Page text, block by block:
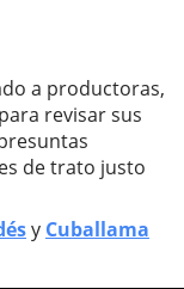
a productoras,
revisar sus
de trato justo
y Cuballama